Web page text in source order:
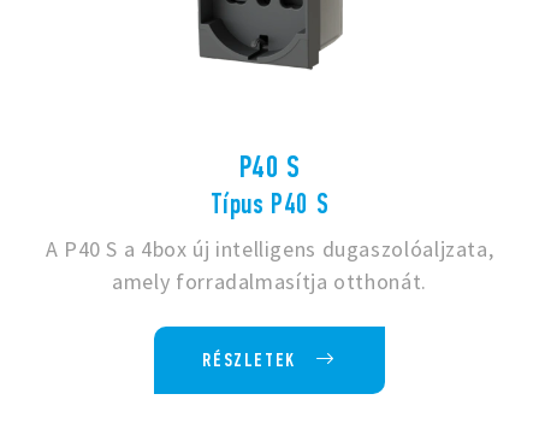
P40 S
Típus P40 S
A P40 S a 4box új intelligens dugaszolóaljzata,
amely forradalmasítja otthonát.
RÉSZLETEK